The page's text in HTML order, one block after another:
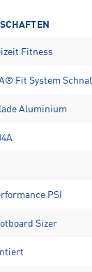
Fitness
Fit System
Aluminium
PSI
Sizer